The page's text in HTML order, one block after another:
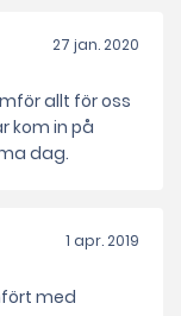
27 jan. 2020
allt för oss
kom in på
dag.
1 apr. 2019
med